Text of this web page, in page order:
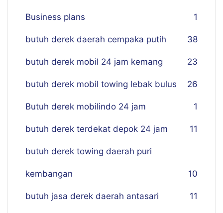
Business plans 1
butuh derek daerah cempaka putih 38
butuh derek mobil 24 jam kemang 23
butuh derek mobil towing lebak bulus 26
Butuh derek mobilindo 24 jam 1
butuh derek terdekat depok 24 jam 11
butuh derek towing daerah puri
kembangan 10
butuh jasa derek daerah antasari 11